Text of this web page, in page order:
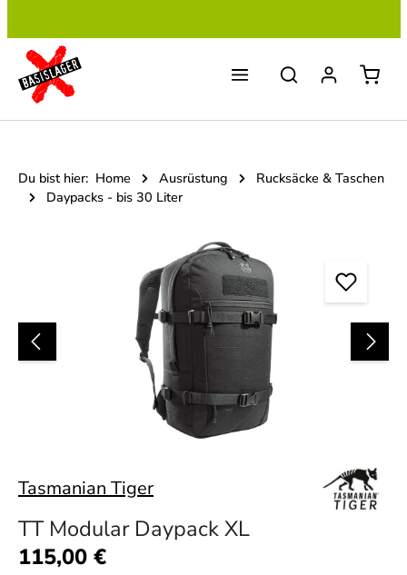
Du bist hier: Home Ausrüstung
Rucksäcke & Taschen
Daypacks - bis 30 Liter
Tasmanian Tiger
TT Modular Daypack XL
Regulärer Preis:
115,00 €